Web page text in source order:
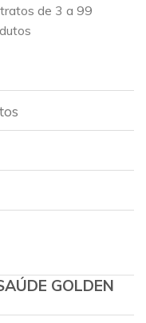
de 3 a 99
GOLDEN